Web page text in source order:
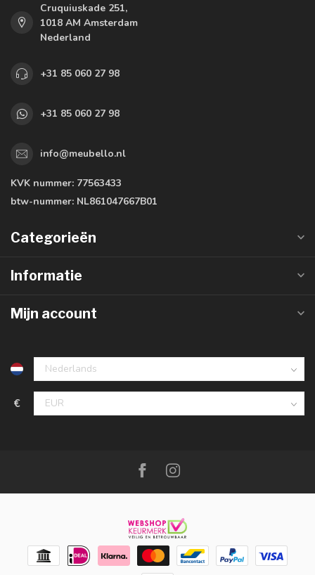
Cruquiuskade 251,
1018 AM Amsterdam
Nederland
+31 85 060 27 98
+31 85 060 27 98
info@meubello.nl
KVK nummer: 77563433
btw-nummer: NL861047667B01
Categorieën
Informatie
Mijn account
€